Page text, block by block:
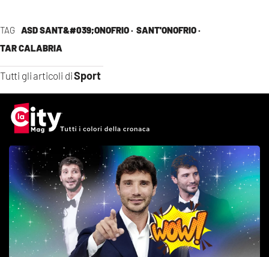
TAG ASD SANT&#039;ONOFRIO · SANT'ONOFRIO ·
TAR CALABRIA
Tutti gli articoli diSport